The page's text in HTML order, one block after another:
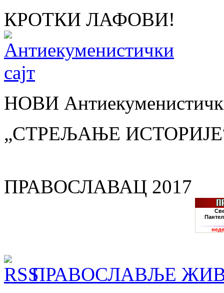
КРОТКИ ЛАФОВИ!
НОВИ
„СТРЕЉАЊЕ
ПРАВОСЛАВАЦ 2017
ПРАВОСЛАВЉЕ